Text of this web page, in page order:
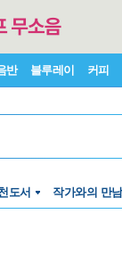
반 블루레이 커피
도서 작가와의 만남